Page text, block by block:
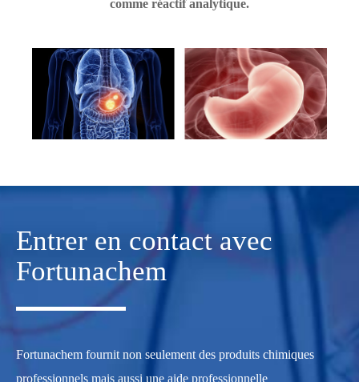
comme réactif analytique.
Entrer en contact avec
Fortunachem
Fortunachem fournit non seulement des produits chimiques
professionnels mais aussi une aide professionnelle